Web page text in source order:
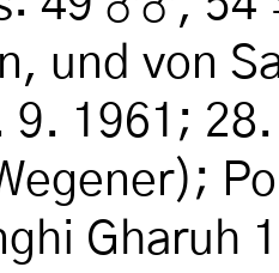
und von
9. 1961;
Gharuh